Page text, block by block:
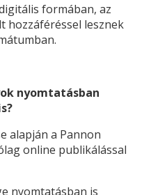
formában, az
hozzáféréssel lesznek
nyomtatásban
alapján a Pannon
online publikálással
nyomtatásban is